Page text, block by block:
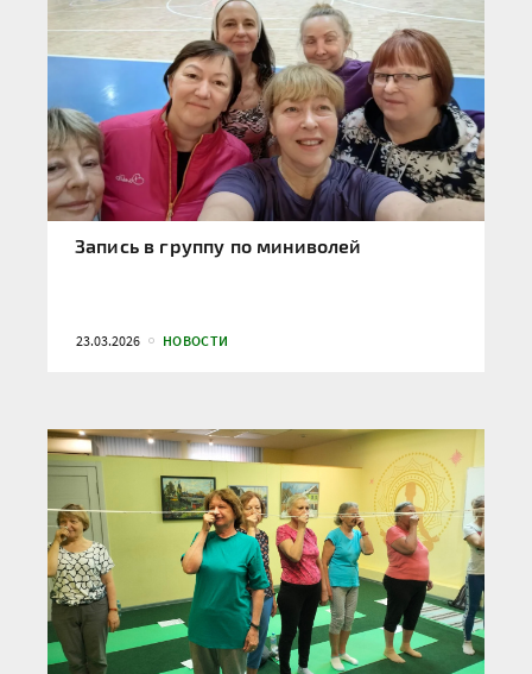
Запись в группу по миниволей
23.03.2026 НОВОСТИ